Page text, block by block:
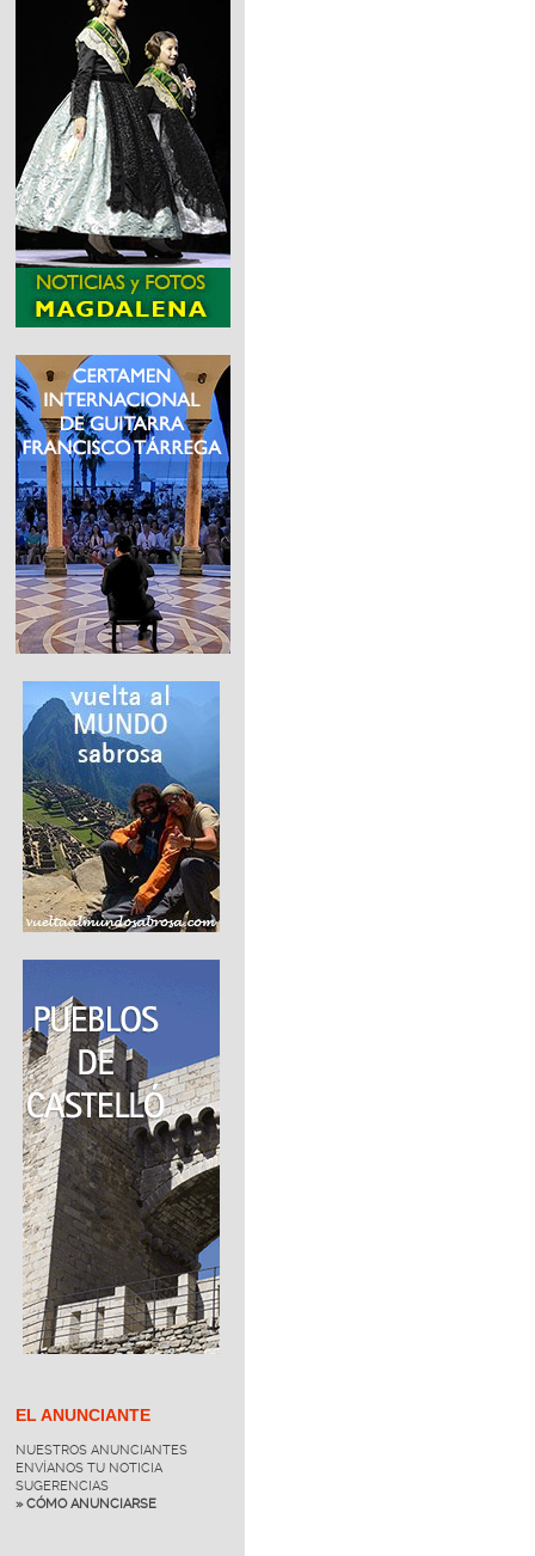
EL ANUNCIANTE
NUESTROS ANUNCIANTES
ENVÍANOS TU NOTICIA
SUGERENCIAS
» CÓMO ANUNCIARSE